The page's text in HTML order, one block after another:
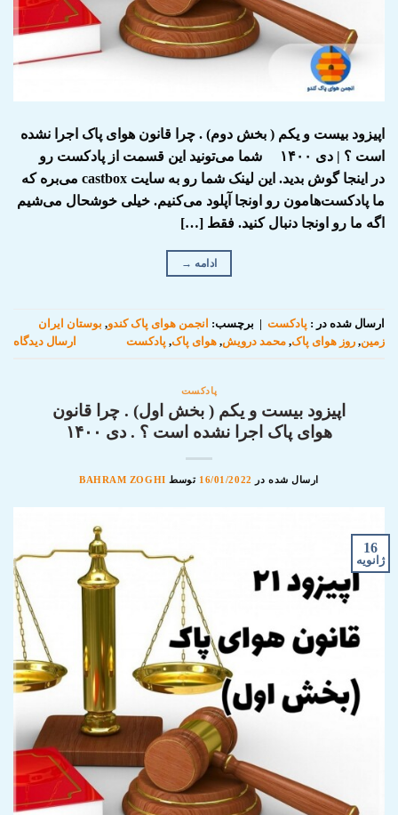
اپیزود بیست و یکم ( بخش دوم) . چرا قانون هوای پاک اجرا نشده
است ؟ | دی ۱۴۰۰ شما می‌تونید این قسمت از پادکست رو
در اینجا گوش بدید. این لینک شما رو به سایت castbox می‌بره که
ما پادکست‌هامون رو اونجا آپلود می‌کنیم. خیلی خوشحال می‌شیم
اگه ما رو اونجا دنبال کنید. فقط […]
ادامه →
ارسال شده در : پادکست برچسب: انجمن هوای پاک کندو, بوستان ایران
زمین, روز هوای پاک, محمد درویش, هوای پاک, پادکست ارسال دیدگاه
پادکست
اپیزود بیست و یکم ( بخش اول) . چرا قانون
هوای پاک اجرا نشده است ؟ . دی ۱۴۰۰
ارسال شده در 16/01/2022 توسط BAHRAM ZOGHI
16
ژانویه